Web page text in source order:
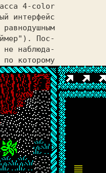
4-color
интерфейс
Пос-
не наблюда-